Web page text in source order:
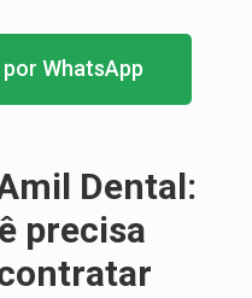
WhatsApp
Dental:
precisa